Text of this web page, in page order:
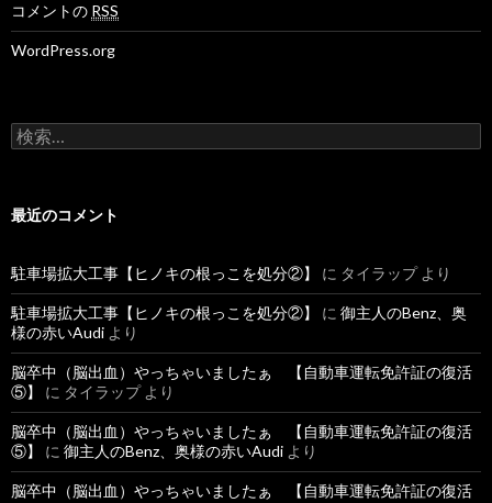
コメントの RSS
WordPress.org
検
索
最近のコメント
駐車場拡大工事【ヒノキの根っこを処分②】 に タイラップより
駐車場拡大工事【ヒノキの根っこを処分②】 に 御主人のBenz、奥
様の赤いAudi より
脳卒中（脳出血）やっちゃいましたぁ 【自動車運転免許証の復活
⑤】
に タイラップより
脳卒中（脳出血）やっちゃいましたぁ 【自動車運転免許証の復活
⑤】
に 御主人のBenz、奥様の赤いAudi より
脳卒中（脳出血）やっちゃいましたぁ 【自動車運転免許証の復活